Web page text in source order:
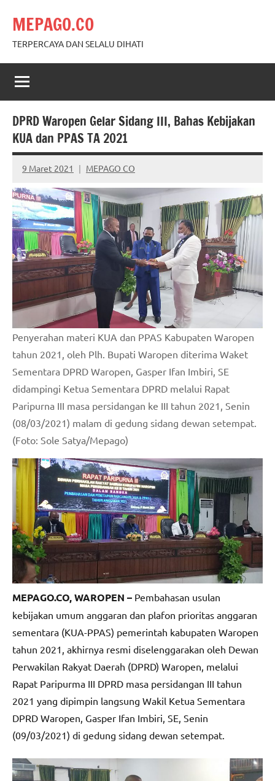
content
MEPAGO.CO
TERPERCAYA DAN SELALU DIHATI
DPRD Waropen Gelar Sidang III, Bahas Kebijakan
KUA dan PPAS TA 2021
9 Maret 2021 MEPAGO CO
No
comments
Penyerahan materi KUA dan PPAS Kabupaten Waropen
tahun 2021, oleh Plh. Bupati Waropen diterima Waket
Sementara DPRD Waropen, Gasper Ifan Imbiri, SE
didampingi Ketua Sementara DPRD melalui Rapat
Paripurna III masa persidangan ke III tahun 2021, Senin
(08/03/2021) malam di gedung sidang dewan setempat.
(Foto: Sole Satya/Mepago)
MEPAGO.CO, WAROPEN – Pembahasan usulan
kebijakan umum anggaran dan plafon prioritas anggaran
sementara (KUA-PPAS) pemerintah kabupaten Waropen
tahun 2021, akhirnya resmi diselenggarakan oleh Dewan
Perwakilan Rakyat Daerah (DPRD) Waropen, melalui
Rapat Paripurma III DPRD masa persidangan III tahun
2021 yang dipimpin langsung Wakil Ketua Sementara
DPRD Waropen, Gasper Ifan Imbiri, SE, Senin
(09/03/2021) di gedung sidang dewan setempat.